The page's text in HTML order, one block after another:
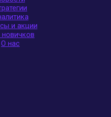
и акции
О нас